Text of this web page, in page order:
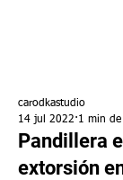
Pandillera
extorsión
carodkastudio
14 jul 2022 1 min